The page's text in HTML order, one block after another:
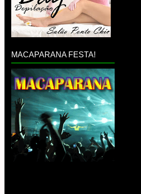
MACAPARANA FESTA!